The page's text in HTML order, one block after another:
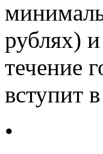
рублях)
течение
вступит
•